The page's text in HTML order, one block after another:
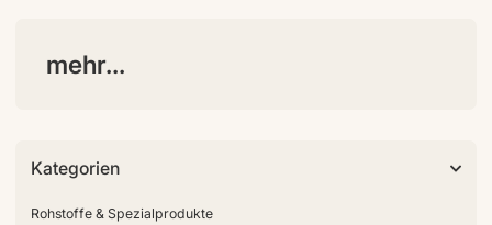
mehr...
Kategorien
Rohstoffe & Spezialprodukte